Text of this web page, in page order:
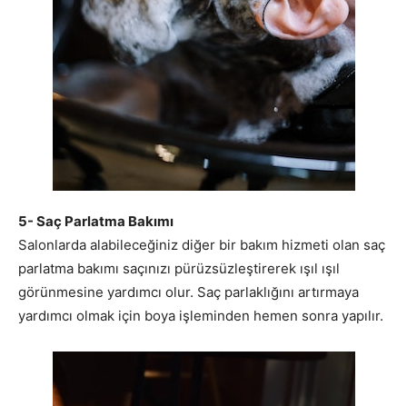
5- Saç Parlatma Bakımı
Salonlarda alabileceğiniz diğer bir bakım hizmeti olan saç
parlatma bakımı saçınızı pürüzsüzleştirerek ışıl ışıl
görünmesine yardımcı olur. Saç parlaklığını artırmaya
yardımcı olmak için boya işleminden hemen sonra yapılır.